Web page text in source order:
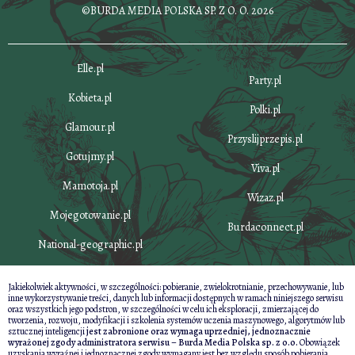
©BURDA MEDIA POLSKA SP. Z O. O. 2026
Elle.pl
Kobieta.pl
Glamour.pl
Gotujmy.pl
Mamotoja.pl
Mojegotowanie.pl
National-geographic.pl
Party.pl
Polki.pl
Przyslijprzepis.pl
Viva.pl
Wizaz.pl
Burdaconnect.pl
Jakiekolwiek aktywności, w szczególności: pobieranie, zwielokrotnianie, przechowywanie, lub
inne wykorzystywanie treści, danych lub informacji dostępnych w ramach niniejszego serwisu
oraz wszystkich jego podstron, w szczególności w celu ich eksploracji, zmierzającej do
tworzenia, rozwoju, modyfikacji i szkolenia systemów uczenia maszynowego, algorytmów lub
sztucznej inteligencjijest zabronione oraz wymaga uprzedniej, jednoznacznie
wyrażonej zgody administratora serwisu – Burda Media Polska sp. z o.o.Obowiązek